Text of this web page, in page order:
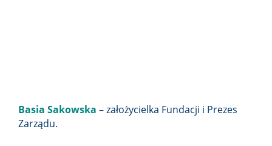
Basia Sakowska – założycielka Fundacji i Prezes
Zarządu.